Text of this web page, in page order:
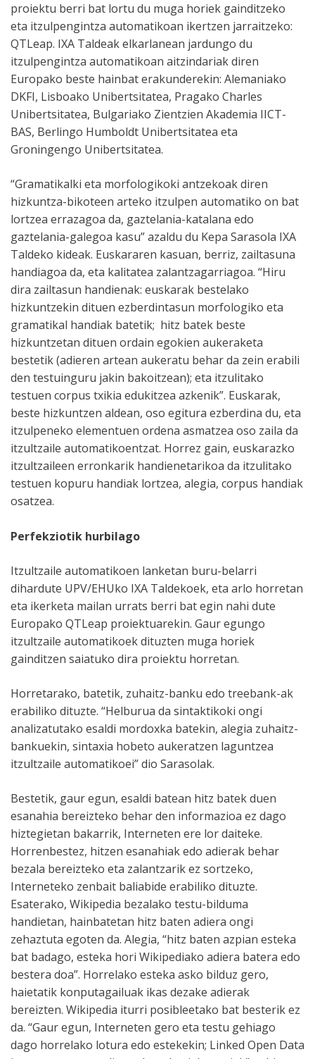
proiektu berri bat lortu du muga horiek gainditzeko
eta itzulpengintza automatikoan ikertzen jarraitzeko:
QTLeap. IXA Taldeak elkarlanean jardungo du
itzulpengintza automatikoan aitzindariak diren
Europako beste hainbat erakunderekin: Alemaniako
DKFI, Lisboako Unibertsitatea, Pragako Charles
Unibertsitatea, Bulgariako Zientzien Akademia IICT-
BAS, Berlingo Humboldt Unibertsitatea eta
Groningengo Unibertsitatea.
“Gramatikalki eta morfologikoki antzekoak diren
hizkuntza-bikoteen arteko itzulpen automatiko on bat
lortzea errazagoa da, gaztelania-katalana edo
gaztelania-galegoa kasu” azaldu du Kepa Sarasola IXA
Taldeko kideak. Euskararen kasuan, berriz, zailtasuna
handiagoa da, eta kalitatea zalantzagarriagoa. “Hiru
dira zailtasun handienak: euskarak bestelako
hizkuntzekin dituen ezberdintasun morfologiko eta
gramatikal handiak batetik; hitz batek beste
hizkuntzetan dituen ordain egokien aukeraketa
bestetik (adieren artean aukeratu behar da zein erabili
den testuinguru jakin bakoitzean); eta itzulitako
testuen corpus txikia edukitzea azkenik”. Euskarak,
beste hizkuntzen aldean, oso egitura ezberdina du, eta
itzulpeneko elementuen ordena asmatzea oso zaila da
itzultzaile automatikoentzat. Horrez gain, euskarazko
itzultzaileen erronkarik handienetarikoa da itzulitako
testuen kopuru handiak lortzea, alegia, corpus handiak
osatzea.
Perfekziotik hurbilago
Itzultzaile automatikoen lanketan buru-belarri
dihardute UPV/EHUko IXA Taldekoek, eta arlo horretan
eta ikerketa mailan urrats berri bat egin nahi dute
Europako QTLeap proiektuarekin. Gaur egungo
itzultzaile automatikoek dituzten muga horiek
gainditzen saiatuko dira proiektu horretan.
Horretarako, batetik, zuhaitz-banku edo treebank-ak
erabiliko dituzte. “Helburua da sintaktikoki ongi
analizatutako esaldi mordoxka batekin, alegia zuhaitz-
bankuekin, sintaxia hobeto aukeratzen laguntzea
itzultzaile automatikoei” dio Sarasolak.
Bestetik, gaur egun, esaldi batean hitz batek duen
esanahia bereizteko behar den informazioa ez dago
hiztegietan bakarrik, Interneten ere lor daiteke.
Horrenbestez, hitzen esanahiak edo adierak behar
bezala bereizteko eta zalantzarik ez sortzeko,
Interneteko zenbait baliabide erabiliko dituzte.
Esaterako, Wikipedia bezalako testu-bilduma
handietan, hainbatetan hitz baten adiera ongi
zehaztuta egoten da. Alegia, “hitz baten azpian esteka
bat badago, esteka hori Wikipediako adiera batera edo
bestera doa”. Horrelako esteka asko bilduz gero,
haietatik konputagailuak ikas dezake adierak
bereizten. Wikipedia iturri posibleetako bat besterik ez
da. “Gaur egun, Interneten gero eta testu gehiago
dago horrelako lotura edo estekekin; Linked Open Data